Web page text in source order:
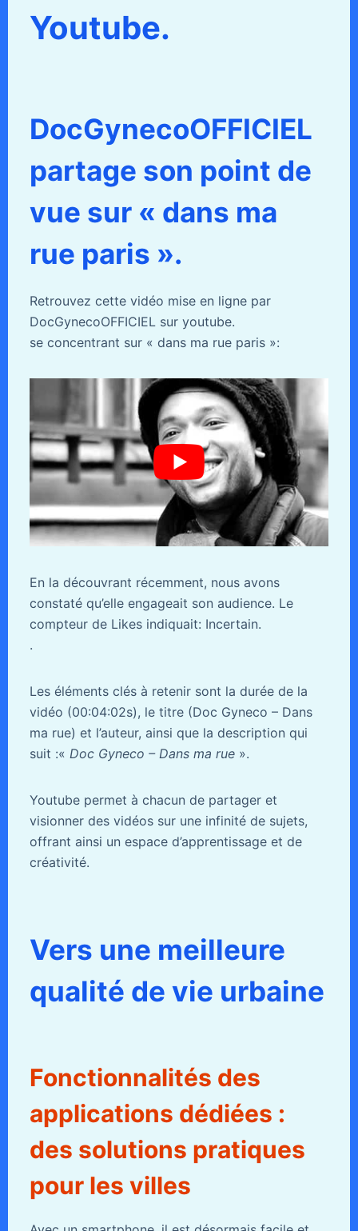
Youtube.
DocGynecoOFFICIEL
partage son point de
vue sur « dans ma
rue paris ».
Retrouvez cette vidéo mise en ligne par
DocGynecoOFFICIEL sur youtube.
se concentrant sur « dans ma rue paris »:
En la découvrant récemment, nous avons
constaté qu’elle engageait son audience. Le
compteur de Likes indiquait: Incertain.
.
Les éléments clés à retenir sont la durée de la
vidéo (00:04:02s), le titre (Doc Gyneco – Dans
ma rue) et l’auteur, ainsi que la description qui
suit :« Doc Gyneco – Dans ma rue ».
Youtube permet à chacun de partager et
visionner des vidéos sur une infinité de sujets,
offrant ainsi un espace d’apprentissage et de
créativité.
Vers une meilleure
qualité de vie urbaine
Fonctionnalités des
applications dédiées :
des solutions pratiques
pour les villes